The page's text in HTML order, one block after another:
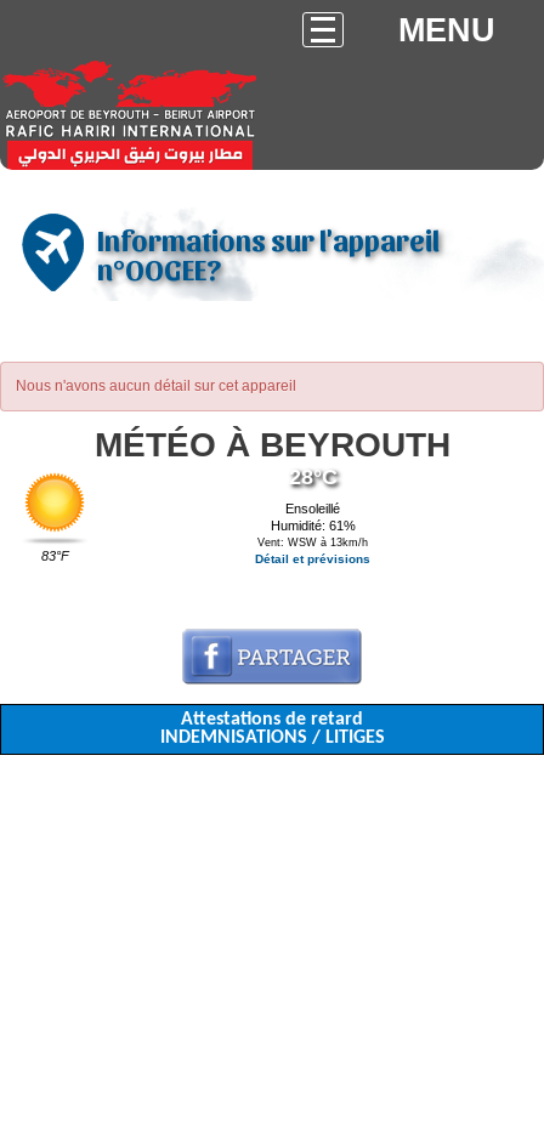
MENU
Informations sur l'appareil
n°OOGEE?
Nous n'avons aucun détail sur cet appareil
MÉTÉO À BEYROUTH
83°F
28°C
Ensoleillé
Humidité: 61%
Vent: WSW à 13km/h
Détail et prévisions
Attestations de retard
INDEMNISATIONS / LITIGES